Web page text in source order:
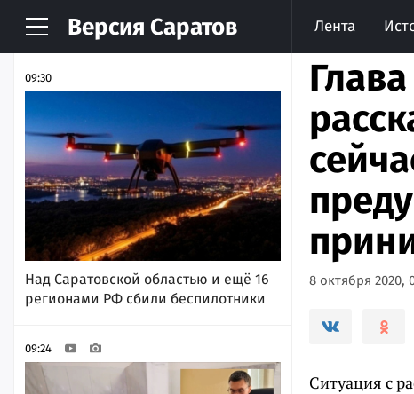
Версия Саратов Лента
НОВОСТИ АРХИВ
09:30
Над Саратовской областью и ещё 16
регионами РФ сбили беспилотники
09:24
8 октября 2020,
Ситуация с